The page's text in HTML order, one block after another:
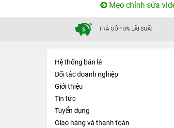
Mẹo chỉnh sửa
TRẢ GÓP 0% LÃI SUẤT
Hệ thống bán lẻ
Đối tác doanh nghiệp
Giới thiệu
Tin tức
Tuyển dụng
Giao hàng và thanh toán